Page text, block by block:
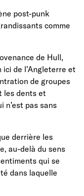
post-punk
comme
de Hull,
de l’Angleterre et
de groupes
les dents et
n’est pas sans
derrière les
au-delà du sens
qui se
dans laquelle